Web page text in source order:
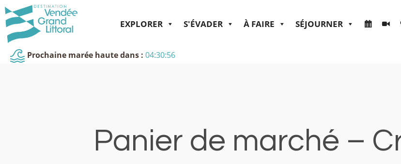
EXPLORER S'ÉVADER À FAIRE SÉJOURNER
Prochaine marée haute dans : 04:30:56
Panier de marché –